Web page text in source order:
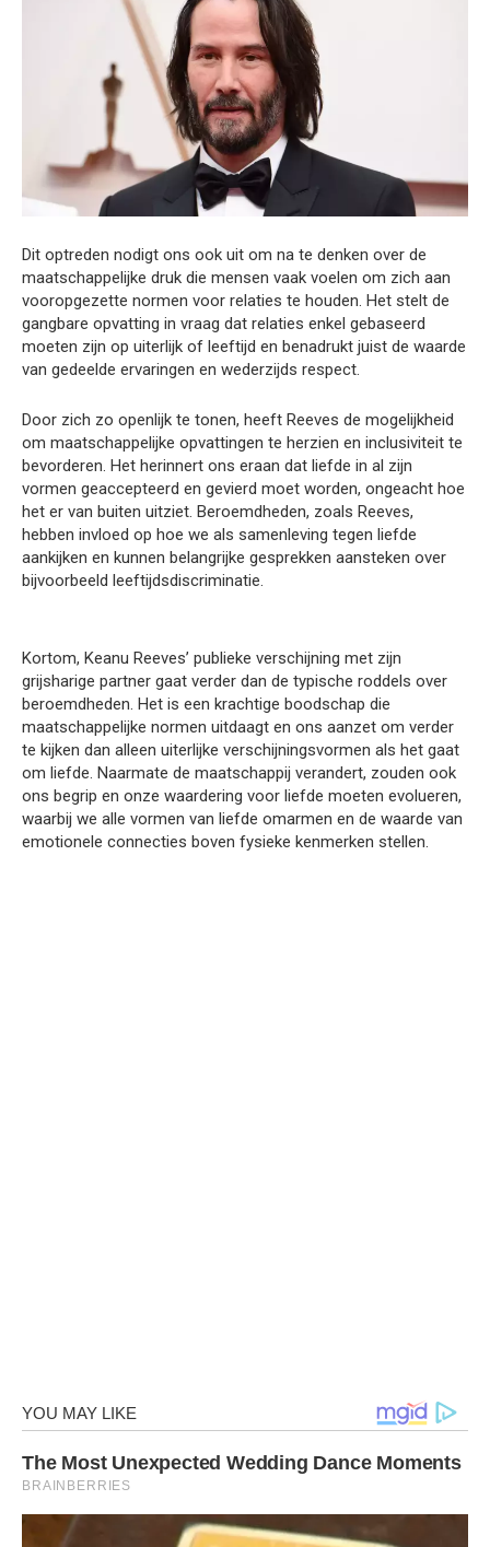
Dit optreden nodigt ons ook uit om na te denken over de
maatschappelijke druk die mensen vaak voelen om zich aan
vooropgezette normen voor relaties te houden. Het stelt de
gangbare opvatting in vraag dat relaties enkel gebaseerd
moeten zijn op uiterlijk of leeftijd en benadrukt juist de waarde
van gedeelde ervaringen en wederzijds respect.
Door zich zo openlijk te tonen, heeft Reeves de mogelijkheid
om maatschappelijke opvattingen te herzien en inclusiviteit te
bevorderen. Het herinnert ons eraan dat liefde in al zijn
vormen geaccepteerd en gevierd moet worden, ongeacht hoe
het er van buiten uitziet. Beroemdheden, zoals Reeves,
hebben invloed op hoe we als samenleving tegen liefde
aankijken en kunnen belangrijke gesprekken aansteken over
bijvoorbeeld leeftijdsdiscriminatie.
Kortom, Keanu Reeves’ publieke verschijning met zijn
grijsharige partner gaat verder dan de typische roddels over
beroemdheden. Het is een krachtige boodschap die
maatschappelijke normen uitdaagt en ons aanzet om verder
te kijken dan alleen uiterlijke verschijningsvormen als het gaat
om liefde. Naarmate de maatschappij verandert, zouden ook
ons begrip en onze waardering voor liefde moeten evolueren,
waarbij we alle vormen van liefde omarmen en de waarde van
emotionele connecties boven fysieke kenmerken stellen.